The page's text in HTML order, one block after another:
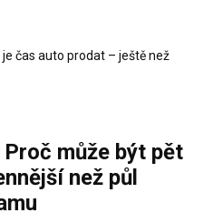
je čas auto prodat – ještě než
může být pět
než půl